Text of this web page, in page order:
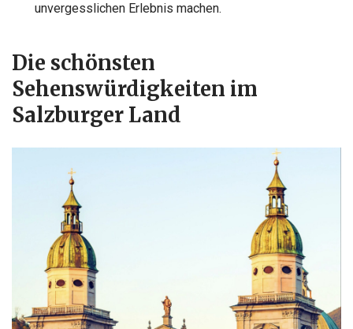
unvergesslichen Erlebnis machen.
Die schönsten
Sehenswürdigkeiten im
Salzburger Land